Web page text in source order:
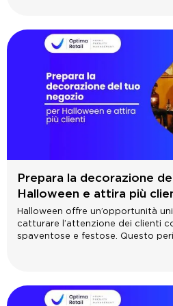
Prepara la decorazione
Halloween e attira più
Halloween offre un’opportunità
catturare l’attenzione dei clienti
spaventose e festose. Questo